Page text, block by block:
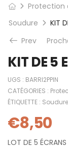
Protection
Soudure
KIT
Prev
KIT DE 5
UGS : BARRI2PPIN
CATÉGORIES :
ÉTIQUETTE : Soudure
€8,50
LOT DE 5 ÉCRANS